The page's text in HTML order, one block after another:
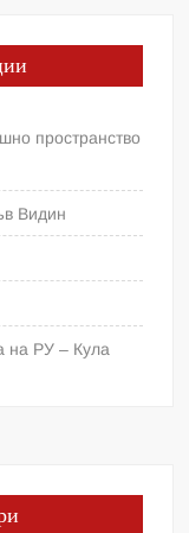
пространство
Видин
на РУ – Кула